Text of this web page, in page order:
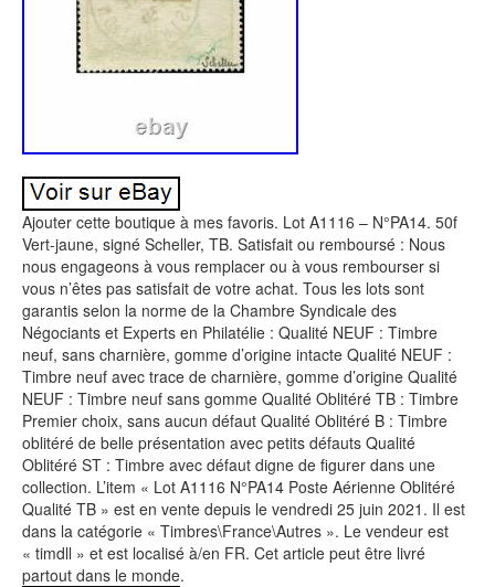
Ajouter cette boutique à mes favoris. Lot A1116 – N°PA14. 50f
Vert-jaune, signé Scheller, TB. Satisfait ou remboursé : Nous
nous engageons à vous remplacer ou à vous rembourser si
vous n’êtes pas satisfait de votre achat. Tous les lots sont
garantis selon la norme de la Chambre Syndicale des
Négociants et Experts en Philatélie : Qualité NEUF : Timbre
neuf, sans charnière, gomme d’origine intacte Qualité NEUF :
Timbre neuf avec trace de charnière, gomme d’origine Qualité
NEUF : Timbre neuf sans gomme Qualité Oblitéré TB : Timbre
Premier choix, sans aucun défaut Qualité Oblitéré B : Timbre
oblitéré de belle présentation avec petits défauts Qualité
Oblitéré ST : Timbre avec défaut digne de figurer dans une
collection. L’item « Lot A1116 N°PA14 Poste Aérienne Oblitéré
Qualité TB » est en vente depuis le vendredi 25 juin 2021. Il est
dans la catégorie « Timbres\France\Autres ». Le vendeur est
« timdll » et est localisé à/en FR. Cet article peut être livré
partout dans le monde.